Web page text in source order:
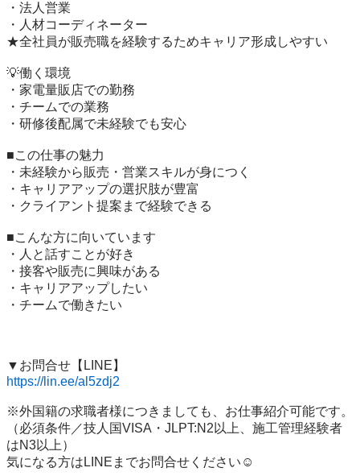
・法人営業
・人材コーディネーター
★全社員が販売職を経験するためキャリア形成しやすい
💡働く環境
・家電量販店での勤務
・チームでの業務
・研修後配属で未経験でも安心
■この仕事の魅力
・未経験から販売・営業スキルが身につく
・キャリアアップの選択肢が豊富
・クライアント提案まで経験できる
■こんな方に向いています
・人と話すことが好き
・接客や販売に興味がある
・キャリアアップしたい
・チームで働きたい
https://lin.ee/al5zdj2
※外国籍の求職者様につきましても、お仕事紹介可能です。
（必須条件／技人国VISA・JLPT:N2以上、施工管理経験者
はN3以上）
気になる方はLINEまでお問合せください☺️